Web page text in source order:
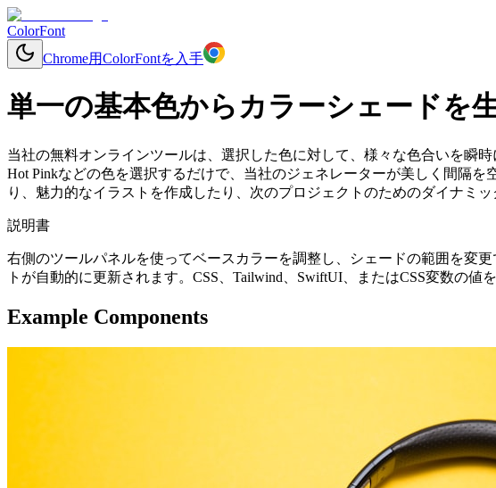
ColorFont
Chrome用ColorFontを入手
単一の基本色からカラーシェードを
当社の無料オンラインツールは、選択した色に対して、様々な色合いを瞬
Hot Pinkなどの色を選択するだけで、当社のジェネレーターが美しく間隔
り、魅力的なイラストを作成したり、次のプロジェクトのためのダイナミッ
説明書
右側のツールパネルを使ってベースカラーを調整し、シェードの範囲を変
トが自動的に更新されます。CSS、Tailwind、SwiftUI、またはCSS変数の値
Example Components